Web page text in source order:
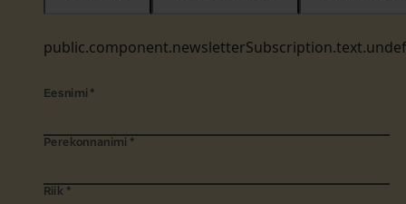
Eesnimi *
Perekonnanimi *
Riik *